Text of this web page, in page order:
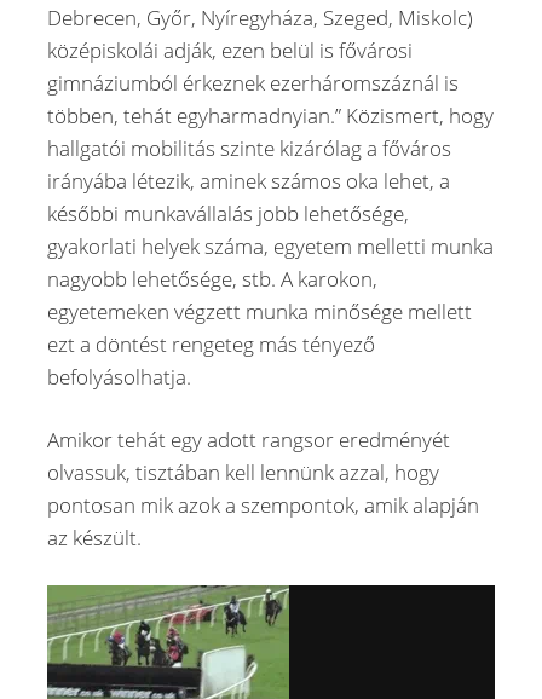
Debrecen, Győr, Nyíregyháza, Szeged, Miskolc)
középiskolái adják, ezen belül is fővárosi
gimnáziumból érkeznek ezerháromszáznál is
többen, tehát egyharmadnyian.” Közismert, hogy
hallgatói mobilitás szinte kizárólag a főváros
irányába létezik, aminek számos oka lehet, a
későbbi munkavállalás jobb lehetősége,
gyakorlati helyek száma, egyetem melletti munka
nagyobb lehetősége, stb. A karokon,
egyetemeken végzett munka minősége mellett
ezt a döntést rengeteg más tényező
befolyásolhatja.
Amikor tehát egy adott rangsor eredményét
olvassuk, tisztában kell lennünk azzal, hogy
pontosan mik azok a szempontok, amik alapján
az készült.